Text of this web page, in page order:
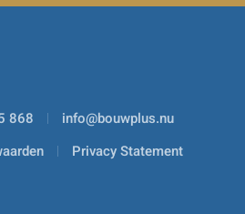
868
info@bouwplus.nu
Privacy Statement